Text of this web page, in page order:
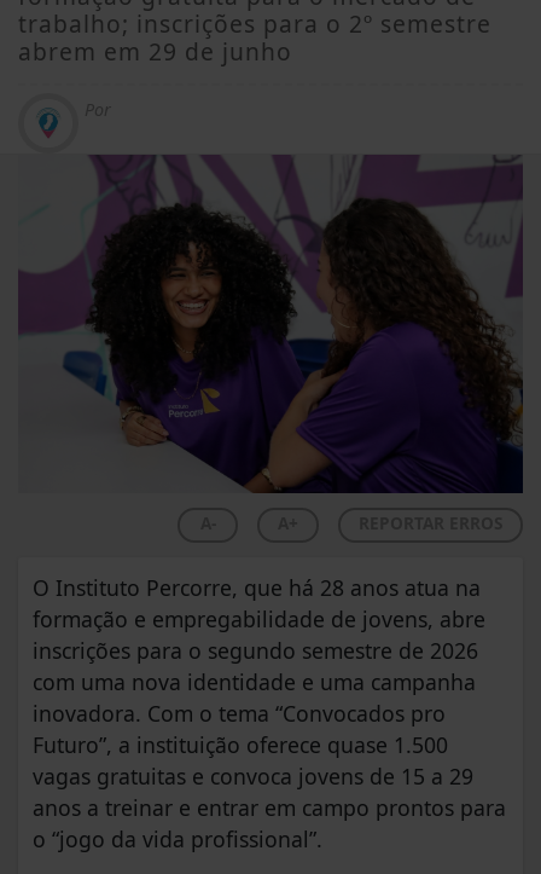
trabalho; inscrições para o 2º semestre
abrem em 29 de junho
Por
O Instituto Percorre, que há 28 anos atua na
formação e empregabilidade de jovens, abre
inscrições para o segundo semestre de 2026
com uma nova identidade e uma campanha
inovadora. Com o tema “Convocados pro
Futuro”, a instituição oferece quase 1.500
vagas gratuitas e convoca jovens de 15 a 29
anos a treinar e entrar em campo prontos para
o “jogo da vida profissional”.